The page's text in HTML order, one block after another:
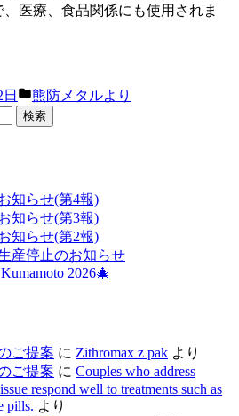
医療、食品関係にも使用されま
カ
テ
ゴ
熊防メタルより
知らせ(第4報)
知らせ(第3報)
知らせ(第2報)
産停止のお知らせ
2026🎄
ご提案 に Zithromax z pak より
ご提案 に Couples who address
respond well to treatments such as
pills. より